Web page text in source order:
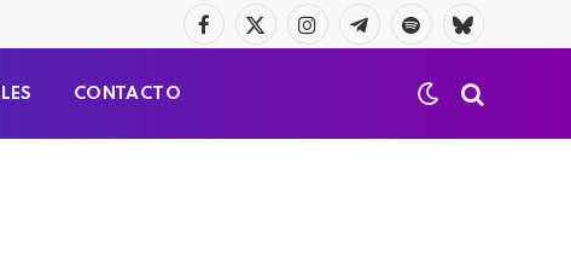
Facebook
X
InstagramTelegramaSpotifyBluesky
CONTACTO